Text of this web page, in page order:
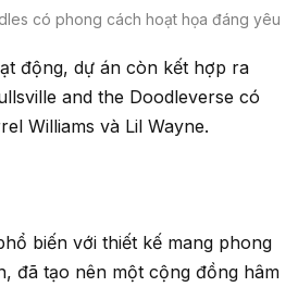
có phong cách hoạt họa đáng yêu
động, dự án còn kết hợp ra
and the Doodleverse có
Williams và Lil Wayne.
biến với thiết kế mang phong
đã tạo nên một cộng đồng hâm